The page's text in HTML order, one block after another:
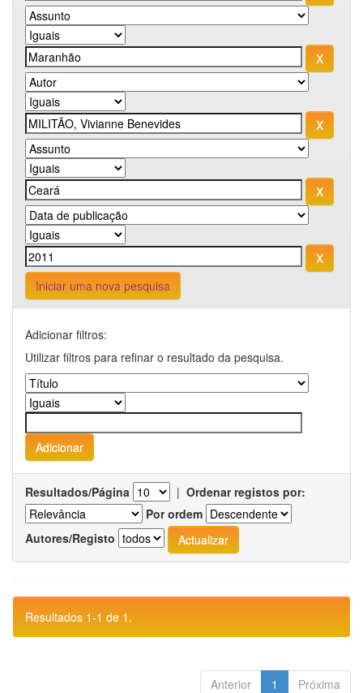
Iniciar uma nova pesquisa
Adicionar filtros:
Utilizar filtros para refinar o resultado da pesquisa.
Resultados/Página | Ordenar registos por:
Por ordem
Autores/Registo
Resultados 1-1 de 1.
Anterior 1 Próxima